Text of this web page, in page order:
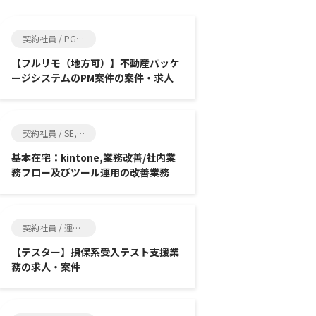
契約社員 / PG, SE
【フルリモ（地方可）】不動産パッケ
ージシステムのPM案件の案件・求人
契約社員 / SE, その他エンジニア関連
基本在宅：kintone,業務改善/社内業
務フロー及びツール運用の改善業務
契約社員 / 運用・保守, その他エンジニア関連
【テスター】損保系受入テスト支援業
務の求人・案件